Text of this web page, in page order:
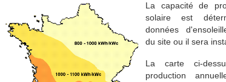
La capacité de
solaire est
données
du site ou il sera
La carte ci-
production